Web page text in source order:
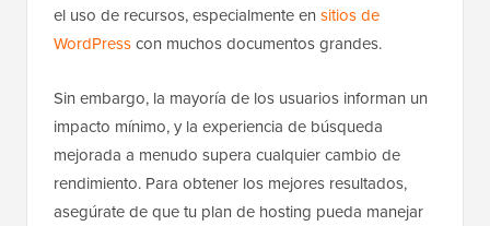
el uso de recursos, especialmente en sitios de
WordPresscon muchos documentos grandes.
Sin embargo, la mayoría de los usuarios informan un
impacto mínimo, y la experiencia de búsqueda
mejorada a menudo supera cualquier cambio de
rendimiento. Para obtener los mejores resultados,
asegúrate de que tu plan de hosting pueda manejar